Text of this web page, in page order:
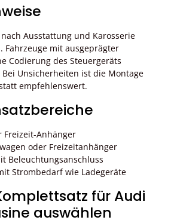
Ausstattung und Karosserie
Fahrzeuge mit ausgeprägter
Codierung des Steuergeräts
Unsicherheiten ist die Montage
empfehlenswert.
Freizeit-Anhänger
oder Freizeitanhänger
Beleuchtungsanschluss
Strombedarf wie Ladegeräte
für Audi
auswählen